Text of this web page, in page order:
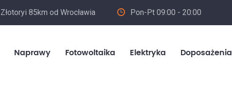
85km od Wrocławia Pon-Pt 09:00 - 20:00
Naprawy Fotowoltaika Elektryka Doposażenia